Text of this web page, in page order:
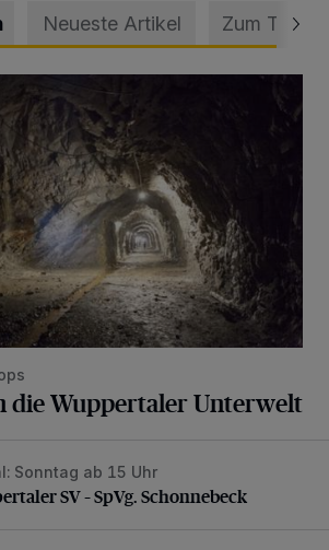
Neueste Artikel Zum Thema
die Wuppertaler Unterwelt
SV – SpVg. Schonnebeck
Sonntag ab 15 Uhr
SV – SpVg. Schonnebeck